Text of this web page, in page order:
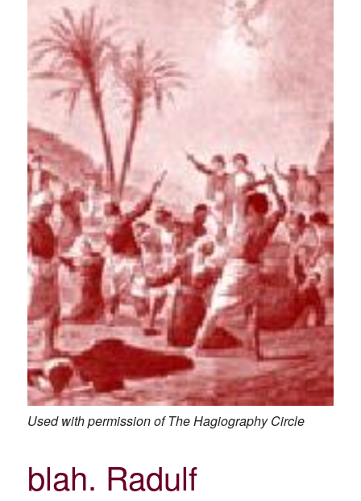
Used with permission of The Hagiography Circle
blah. Radulf